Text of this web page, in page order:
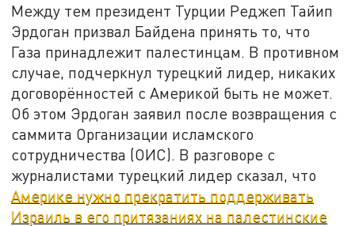
Между тем президент Турции Реджеп Тайип
Эрдоган призвал Байдена принять то, что
Газа принадлежит палестинцам. В противном
случае, подчеркнул турецкий лидер, никаких
договорённостей с Америкой быть не может.
Об этом Эрдоган заявил после возвращения с
саммита Организации исламского
сотрудничества (ОИС). В разговоре с
журналистами турецкий лидер сказал, что
Америке нужно прекратить поддерживать
Израиль в его притязаниях на палестинские